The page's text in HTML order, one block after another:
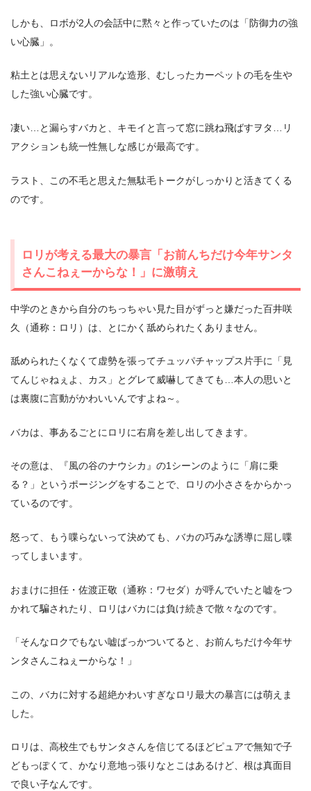
しかも、ロボが2人の会話中に黙々と作っていたのは「防御力の強
い心臓」。
粘土とは思えないリアルな造形、むしったカーペットの毛を生や
した強い心臓です。
凄い…と漏らすバカと、キモイと言って窓に跳ね飛ばすヲタ…リ
アクションも統一性無しな感じが最高です。
ラスト、この不毛と思えた無駄毛トークがしっかりと活きてくる
のです。
ロリが考える最大の暴言「お前んちだけ今年サンタ
さんこねぇーからな！」に激萌え
中学のときから自分のちっちゃい見た目がずっと嫌だった百井咲
久（通称：ロリ）は、とにかく舐められたくありません。
舐められたくなくて虚勢を張ってチュッパチャップス片手に「見
てんじゃねぇよ、カス」とグレて威嚇してきても…本人の思いと
は裏腹に言動がかわいいんですよね～。
バカは、事あるごとにロリに右肩を差し出してきます。
その意は、『風の谷のナウシカ』の1シーンのように「肩に乗
る？」というポージングをすることで、ロリの小ささをからかっ
ているのです。
怒って、もう喋らないって決めても、バカの巧みな誘導に屈し喋
ってしまいます。
おまけに担任・佐渡正敬（通称：ワセダ）が呼んでいたと嘘をつ
かれて騙されたり、ロリはバカには負け続きで散々なのです。
「そんなロクでもない嘘ばっかついてると、お前んちだけ今年サ
ンタさんこねぇーからな！」
この、バカに対する超絶かわいすぎなロリ最大の暴言には萌えま
した。
ロリは、高校生でもサンタさんを信じてるほどピュアで無知で子
どもっぽくて、かなり意地っ張りなとこはあるけど、根は真面目
で良い子なんです。